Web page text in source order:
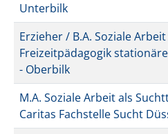
Unterbilk
Erzieher / B.A. Soziale
Freizeitpädagogik
- Oberbilk
M.A. Soziale Arbeit als
Caritas Fachstelle Sucht